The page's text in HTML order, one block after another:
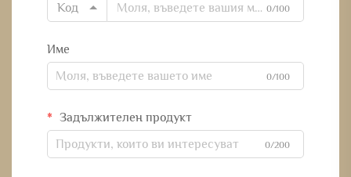
Код
0/100
Име
0/100
Задължителен продукт
0/200